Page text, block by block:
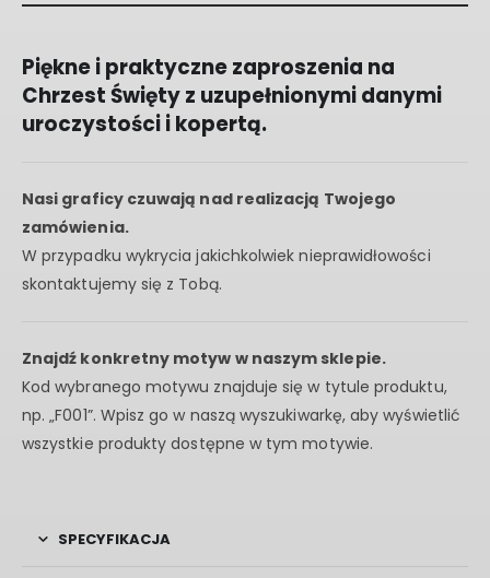
Piękne i praktyczne zaproszenia na
Chrzest Święty z uzupełnionymi danymi
uroczystości i kopertą.
Nasi graficy czuwają nad realizacją Twojego
zamówienia.
W przypadku wykrycia jakichkolwiek nieprawidłowości
skontaktujemy się z Tobą.
Znajdź konkretny motyw w naszym sklepie.
Kod wybranego motywu znajduje się w tytule produktu,
np. „F001”. Wpisz go w naszą wyszukiwarkę, aby wyświetlić
wszystkie produkty dostępne w tym motywie.
SPECYFIKACJA